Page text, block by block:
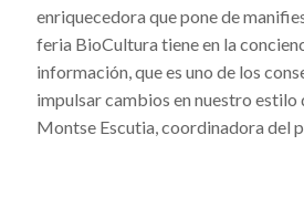
enriquecedora que pone de
feria BioCultura tiene en la
información, que es uno de los
impulsar cambios en nuestro estilo
Montse Escutia, coordinadora del